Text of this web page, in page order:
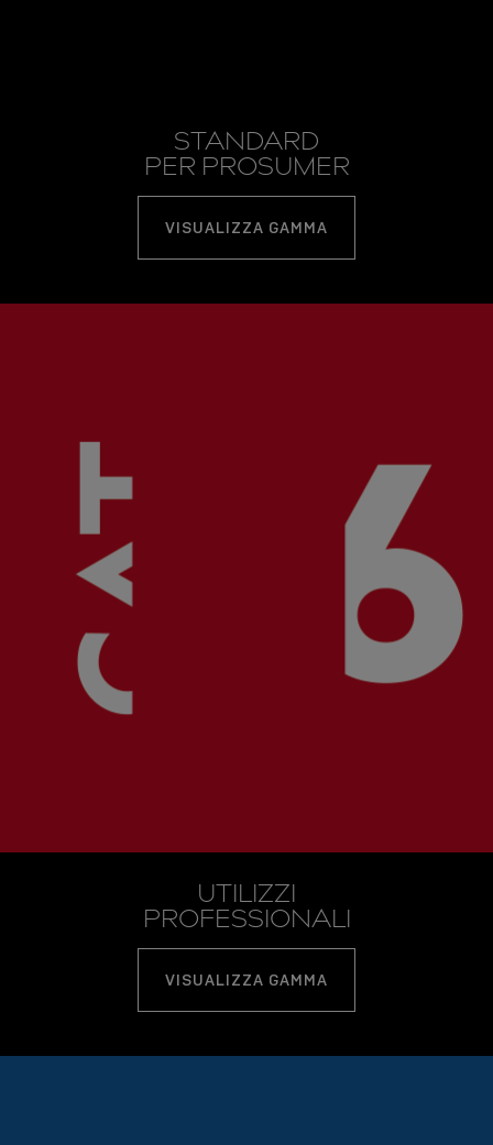
STANDARD
PER PROSUMER
VISUALIZZA GAMMA
UTILIZZI
PROFESSIONALI
VISUALIZZA GAMMA